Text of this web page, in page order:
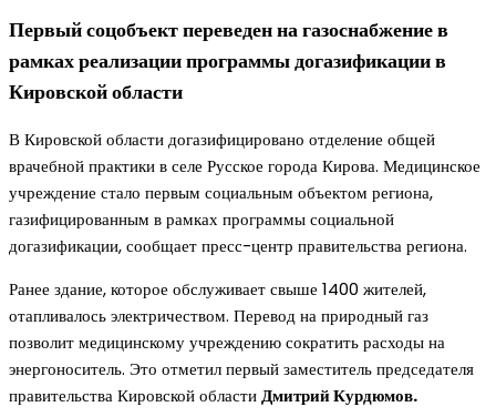
Первый соцобъект переведен на газоснабжение в
рамках реализации программы догазификации в
Кировской области
В Кировской области догазифицировано отделение общей
врачебной практики в селе Русское города Кирова. Медицинское
учреждение стало первым социальным объектом региона,
газифицированным в рамках программы социальной
догазификации, сообщает пресс-центр правительства региона.
Ранее здание, которое обслуживает свыше 1400 жителей,
отапливалось электричеством. Перевод на природный газ
позволит медицинскому учреждению сократить расходы на
энергоноситель. Это отметил первый заместитель председателя
правительства Кировской областиДмитрий Курдюмов.